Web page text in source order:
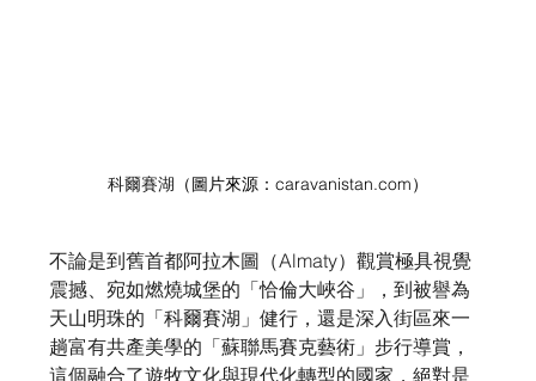
科爾賽湖 （圖片來源：caravanistan.com）
不論是到舊首都阿拉木圖（Almaty）觀賞極具視覺
震撼、宛如燃燒城堡的「恰倫大峽谷」，到被譽為
天山明珠的「科爾賽湖」健行，還是深入街區來一
趟富有共產美學的「蘇聯馬賽克藝術」步行導賞，
這個融合了遊牧文化與現代化轉型的國家，絕對是